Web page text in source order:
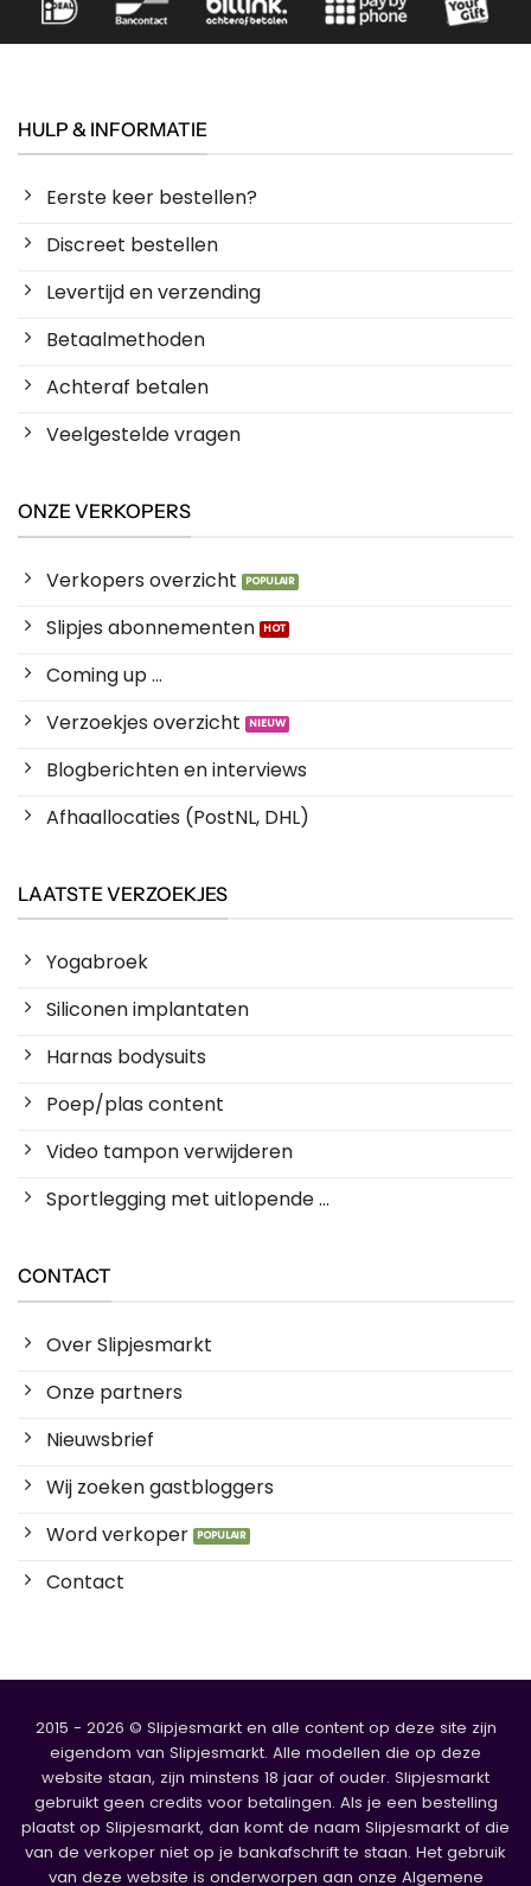
HULP & INFORMATIE
Eerste keer bestellen?
Discreet bestellen
Levertijd en verzending
Betaalmethoden
Achteraf betalen
Veelgestelde vragen
ONZE VERKOPERS
Verkopers overzicht
Slipjes abonnementen
Coming up ...
Verzoekjes overzicht
Blogberichten en interviews
Afhaallocaties (PostNL, DHL)
LAATSTE VERZOEKJES
Yogabroek
Siliconen implantaten
Harnas bodysuits
Poep/plas content
Video tampon verwijderen
Sportlegging met uitlopende ...
CONTACT
Over Slipjesmarkt
Onze partners
Nieuwsbrief
Wij zoeken gastbloggers
Word verkoper
Contact
2015 - 2026 © Slipjesmarkt en alle content op deze site zijn
eigendom van Slipjesmarkt. Alle modellen die op deze
website staan, zijn minstens 18 jaar of ouder. Slipjesmarkt
gebruikt geen credits voor betalingen. Als je een bestelling
plaatst op Slipjesmarkt, dan komt de naam Slipjesmarkt of die
van de verkoper niet op je bankafschrift te staan. Het gebruik
van deze website is onderworpen aan onze Algemene